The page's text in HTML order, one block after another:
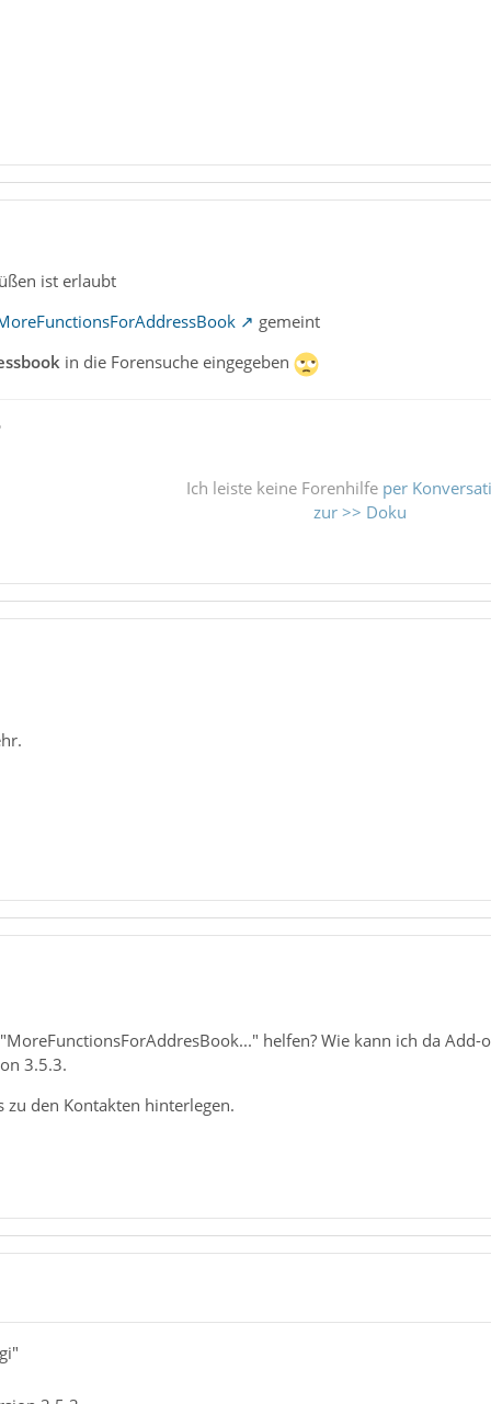
ist erlaubt
gemeint
in die Forensuche eingegeben
Ich leiste keine Forenhilfe per
zur >> Doku
helfen? Wie kann ich da Add-
3.5.3.
zu den Kontakten hinterlegen.